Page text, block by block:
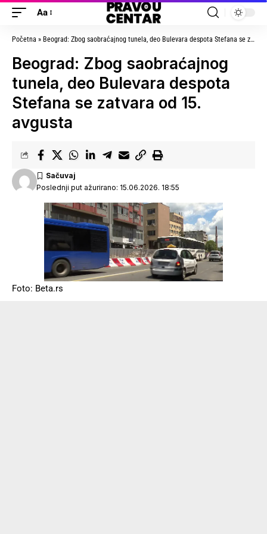
Aa
Početna » Beograd: Zbog saobraćajnog tunela, deo Bulevara despota Stefana se zatvara od 15. avgusta
Beograd: Zbog saobraćajnog
tunela, deo Bulevara despota
Stefana se zatvara od 15.
avgusta
Poslednji put ažurirano: 15.06.2026. 18:55
Foto: Beta.rs